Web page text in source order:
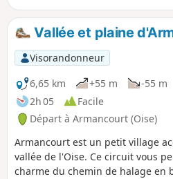
Vallée et plaine
Visorandonneur
6,65 km
+55 m
-55 m
2h 05
Facile
Départ à Armancourt (Oise)
Armancourt est un petit village
vallée de l'Oise. Ce circuit vous
charme du chemin de halage en